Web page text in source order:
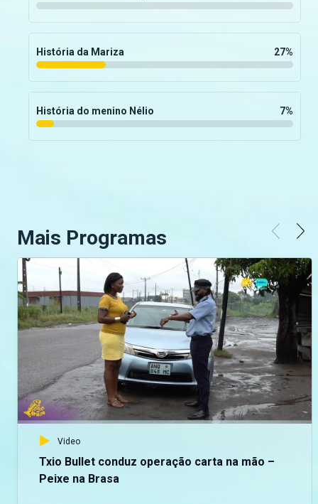
História da Mariza 27%
História do menino Nélio 7%
Mais Programas
Video
Txio Bullet conduz operação carta na mão –
Peixe na Brasa